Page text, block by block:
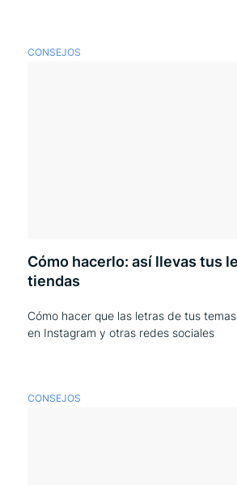
CONSEJOS
Cómo hacerlo: así llevas tus
tiendas
Cómo hacer que las letras de tus
en Instagram y otras redes sociales
CONSEJOS